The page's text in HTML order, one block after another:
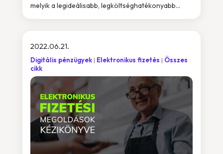
melyik a legideálisabb, legköltséghatékonyabb...
2022.06.21.
Digitális pénzügyek Elektronikus fizetés
Összes
cikk